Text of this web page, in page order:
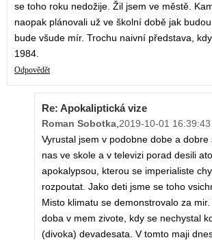
se toho roku nedožije. Žil jsem ve městě.
naopak plánovali už ve školní době jak
bude všude mír. Trochu naivní představa,
1984.
Odpovědět
Re: Apokaliptická vize
Roman Sobotka 2019-10-01 16:39:43
Vyrustal jsem v podobne dobe a dobre
nas ve skole a v televizi porad desili
apokalypsou, kterou se imperialiste
rozpoutat. Jako deti jsme se toho
Misto klimatu se demonstrovalo za
doba v mem zivote, kdy se nechystal
(divoka) devadesata. V tomto maji